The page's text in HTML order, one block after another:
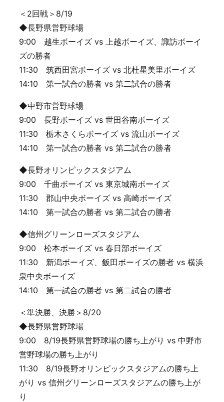
＜2回戦＞8/19
◆長野県営野球場
9:00 越生ボーイズ vs 上越ボーイズ、諏訪ボーイ
ズの勝者
11:30 筑西田宮ボーイズ vs 北杜星美里ボーイズ
14:10 第一試合の勝者 vs 第二試合の勝者
◆中野市営野球場
9:00 長野ボーイズ vs 世田谷南ボーイズ
11:30 栃木さくらボーイズ vs 流山ボーイズ
14:10 第一試合の勝者 vs 第二試合の勝者
◆長野オリンピックスタジアム
9:00 千曲ボーイズ vs 東京城南ボーイズ
11:30 郡山中央ボーイズ vs 高崎ボーイズ
14:10 第一試合の勝者 vs 第二試合の勝者
◆信州グリーンローズスタジアム
9:00 松本ボーイズ vs 春日部ボーイズ
11:30 新潟ボーイズ、飯田ボーイズの勝者 vs 横浜
泉中央ボーイズ
14:10 第一試合の勝者 vs 第二試合の勝者
＜準決勝、決勝＞8/20
◆長野県営野球場
9:00 8/19長野県営野球場の勝ち上がり vs 中野市
営野球場の勝ち上がり
11:30 8/19長野オリンピックスタジアムの勝ち上
がり vs 信州グリーンローズスタジアムの勝ち上が
り